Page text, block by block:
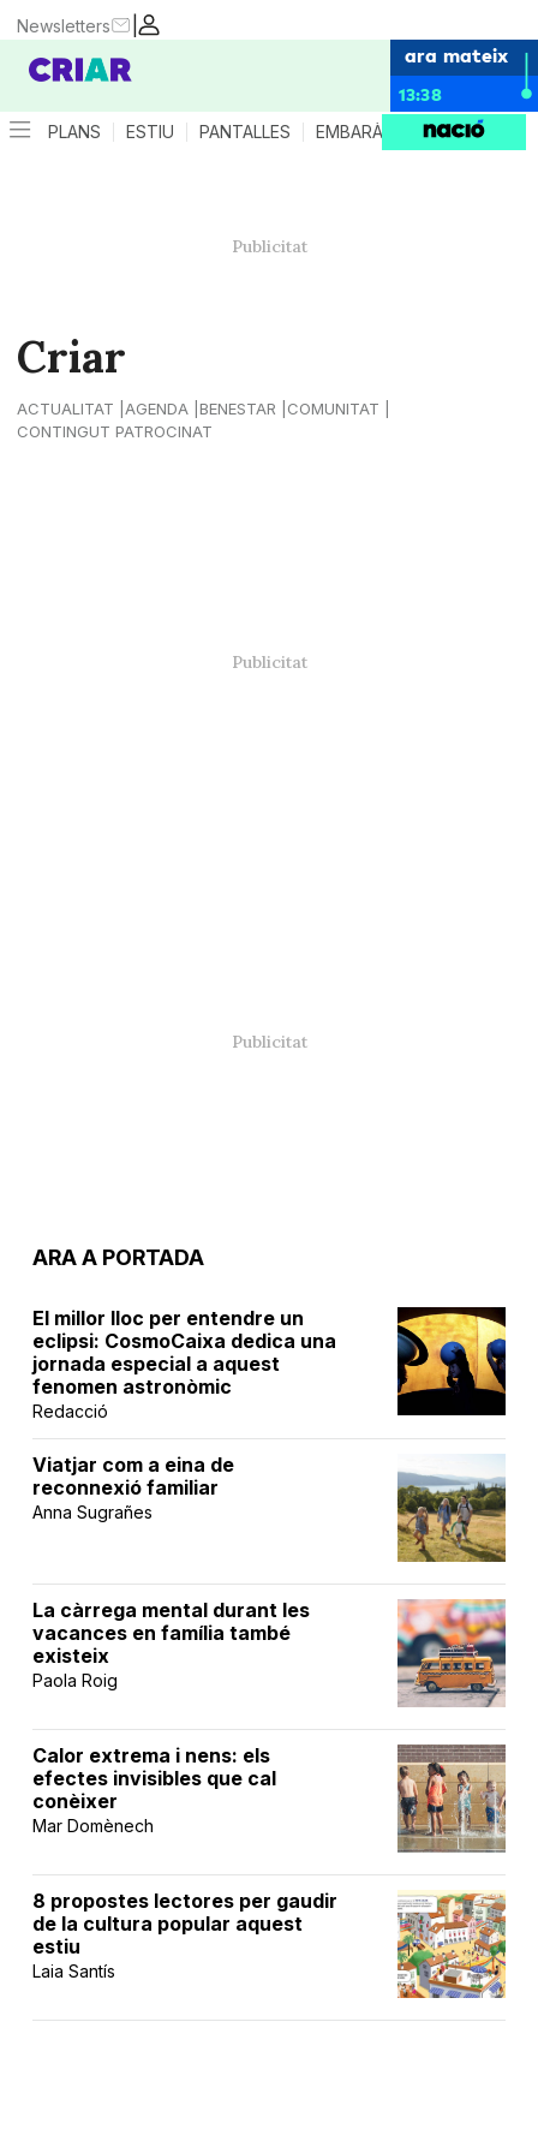
|
Newsletters
ara mateix
13:38
PLANS ESTIU PANTALLES EMBARÀS CRIANÇA
Criar
ACTUALITAT AGENDA BENESTAR
COMUNITAT
CONTINGUT PATROCINAT
ARA A PORTADA
El millor lloc per entendre un
eclipsi: CosmoCaixa dedica una
jornada especial a aquest
fenomen astronòmic
Redacció
Viatjar com a eina de
reconnexió familiar
Anna Sugrañes
La càrrega mental durant les
vacances en família també
existeix
Paola Roig
Calor extrema i nens: els
efectes invisibles que cal
conèixer
Mar Domènech
8 propostes lectores per gaudir
de la cultura popular aquest
estiu
Laia Santís